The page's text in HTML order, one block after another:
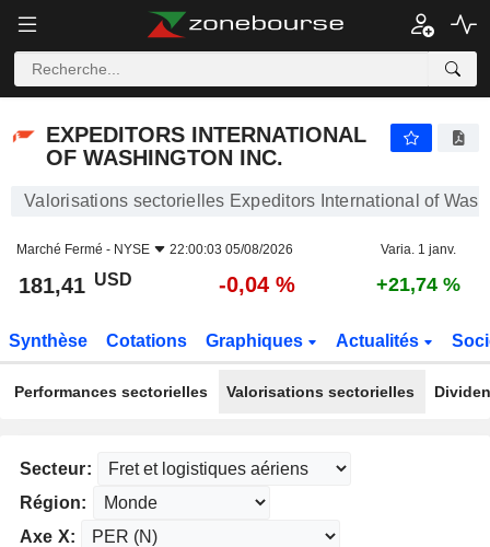
EXPEDITORS INTERNATIONAL
OF WASHINGTON INC.
Valorisations sectorielles Expeditors International of
Marché Fermé - NYSE 22:00:03 05/08/2026 Varia. 1 janv.
181,41 USD -0,04 % +21,74 %
Synthèse Cotations Graphiques Actualités
Performances sectorielles Valorisations sectorielles
Secteur:
Région:
Axe X: